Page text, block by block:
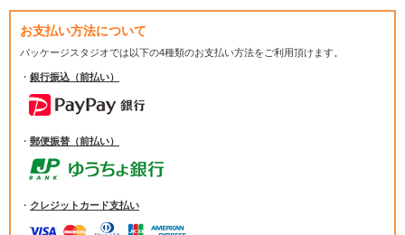
お支払い方法について
パッケージスタジオでは以下の4種類のお支払い方法をご利用頂けます。
・ 銀行振込（前払い）
・ 郵便振替（前払い）
・ クレジットカード支払い